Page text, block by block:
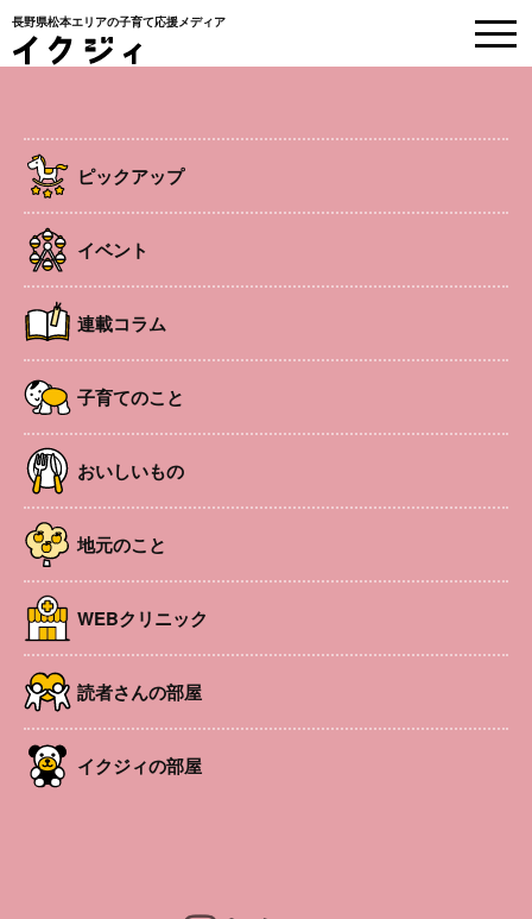
長野県松本エリアの子育て応援メディア
ピックアップ
イベント
連載コラム
子育てのこと
おいしいもの
地元のこと
WEBクリニック
読者さんの部屋
イクジィの部屋
EVENT
HOME
塩尻 ベビー 事前申込制
おひさまの会 おはなしリトミック♪